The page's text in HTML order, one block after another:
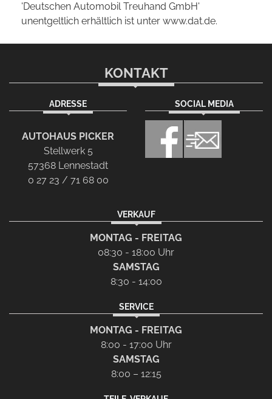
'Deutschen Automobil Treuhand GmbH'
unentgeltlich erhältlich ist unter www.dat.de.
KONTAKT
ADRESSE
AUTOHAUS PICKER
Stellwerk 5
57368 Lennestadt
0 27 23 / 71 68 00
SOCIAL MEDIA
VERKAUF
MONTAG - FREITAG
08:30 - 18:00 Uhr
SAMSTAG
8:30 - 14:00
SERVICE
MONTAG - FREITAG
8:00 - 17:00 Uhr
SAMSTAG
8:00 – 12:15